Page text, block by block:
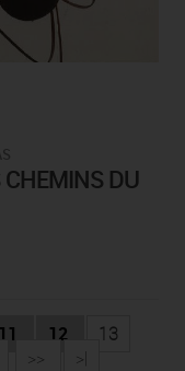
DU
11 12
13
>> >|